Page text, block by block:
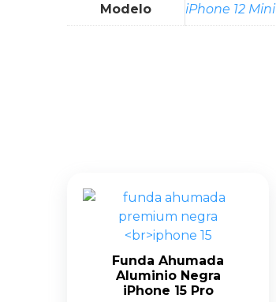
Modelo iPhone 12 Mini
Funda Ahumada
Aluminio Negra
iPhone 15 Pro